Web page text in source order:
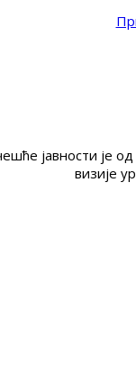
јавности је
визије